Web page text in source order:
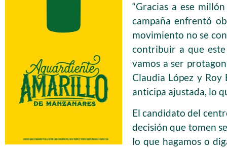
“Gracias a ese
campaña enfrentó
movimiento no se
contribuir a que
vamos a ser
Claudia López y
anticipa ajustada, lo
El candidato del
decisión que tomen
lo que hagamos o